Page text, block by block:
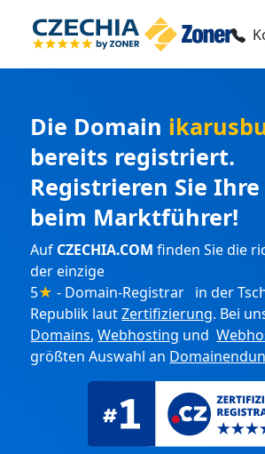
Die Domain
bereits registriert.
Registrieren Sie
beim Marktführer!
Auf CZECHIA.COM finden Sie die
der einzige
5★ - Domain-Registrar in der
Republik lautZertifizierung. Bei
Domains,Webhosting und
größten Auswahl an